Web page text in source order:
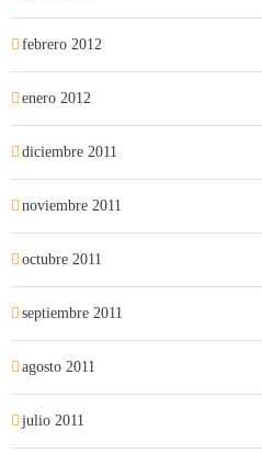
febrero 2012
enero 2012
diciembre 2011
noviembre 2011
octubre 2011
septiembre 2011
agosto 2011
julio 2011